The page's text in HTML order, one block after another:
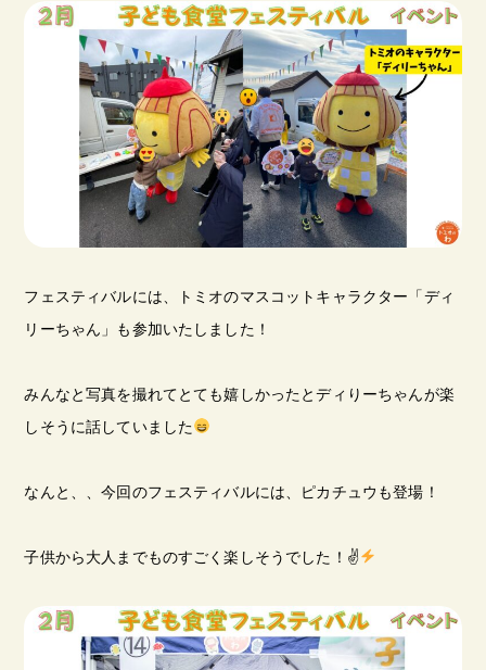
フェスティバルには、トミオのマスコットキャラクター「ディ
リーちゃん」も参加いたしました！
みんなと写真を撮れてとても嬉しかったとディりーちゃんが楽
しそうに話していました
なんと、、今回のフェスティバルには、ピカチュウも登場！
子供から大人までものすごく楽しそうでした！✌